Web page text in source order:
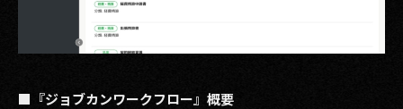
■『ジョブカンワークフロー』概要